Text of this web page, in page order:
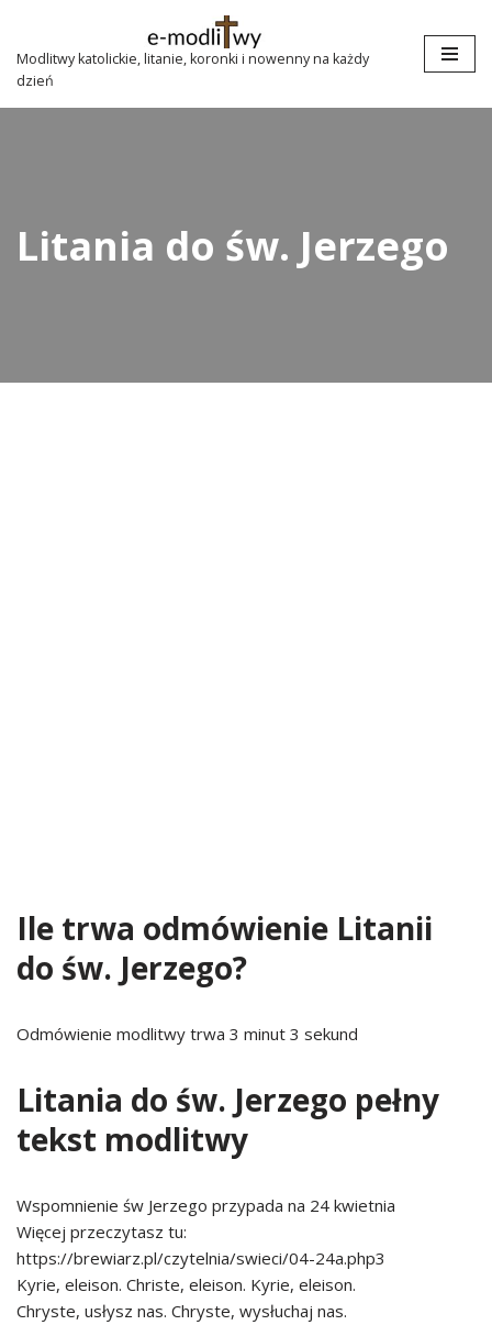
Przejdź
do
treści
Modlitwy katolickie, litanie, koronki i nowenny na każdy
dzień
Litania do św. Jerzego
Ile trwa odmówienie Litanii
do św. Jerzego?
Odmówienie modlitwy trwa 3 minut 3 sekund
Litania do św. Jerzego pełny
tekst modlitwy
Wspomnienie św Jerzego przypada na 24 kwietnia
Więcej przeczytasz tu:
https://brewiarz.pl/czytelnia/swieci/04-24a.php3
Kyrie, eleison. Christe, eleison. Kyrie, eleison.
Chryste, usłysz nas. Chryste, wysłuchaj nas.